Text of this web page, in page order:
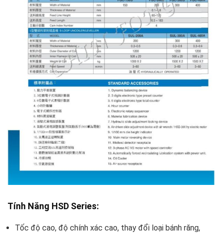
Tính Năng HSD Series:
Tốc độ cao, độ chính xác cao, thay đổi loại bánh răng,